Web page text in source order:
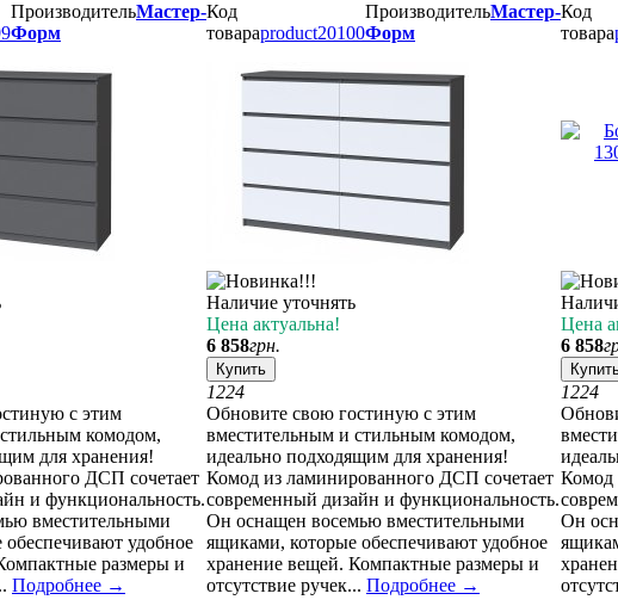
ПроизводительМастер-
Форм
с этим
комодом,
для хранения!
ДСП сочетает
и функциональность.
вместительными
удобное
размеры и
Подробнее →
Код
товараproduct20100
ПроизводительМастер-
Форм
Наличие уточнять
Цена актуальна!
6 858грн.
Купить
1224
Обновите свою гостиную с этим
вместительным и стильным комодом,
идеально подходящим для хранения!
Комод из ламинированного ДСП сочетает
современный дизайн и функциональность.
Он оснащен восемью вместительными
ящиками, которые обеспечивают удобное
хранение вещей. Компактные размеры и
отсутствие ручек... Подробнее →
Код
товара
Цена
6 858
1224
Комод
Он